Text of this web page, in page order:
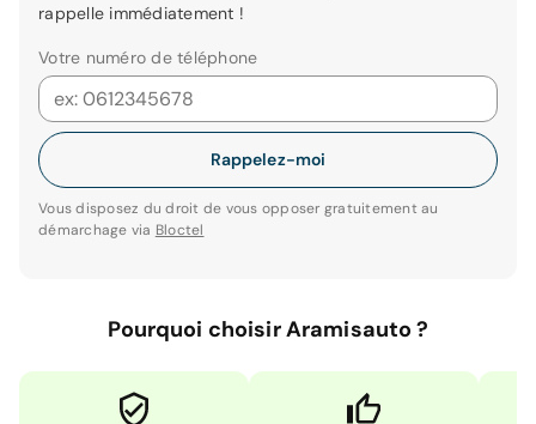
rappelle immédiatement !
Votre numéro de téléphone
Rappelez-moi
Vous disposez du droit de vous opposer gratuitement au
démarchage via Bloctel
Pourquoi choisir Aramisauto ?